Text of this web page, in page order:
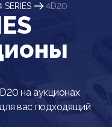
SERIES 4D20
на аукционах
вас подходящий